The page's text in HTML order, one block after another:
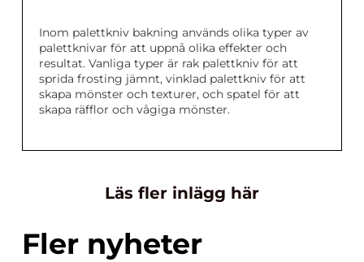
Inom palettkniv bakning används olika typer av
palettknivar för att uppnå olika effekter och
resultat. Vanliga typer är rak palettkniv för att
sprida frosting jämnt, vinklad palettkniv för att
skapa mönster och texturer, och spatel för att
skapa räfflor och vågiga mönster.
Läs fler inlägg här
Fler nyheter